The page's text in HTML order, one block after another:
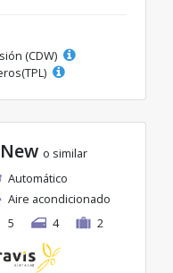
(CDW)
o similar
Automático
Aire acondicionado
5
4 2